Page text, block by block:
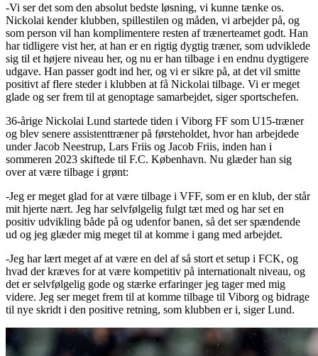
-Vi ser det som den absolut bedste løsning, vi kunne tænke os.
Nickolai kender klubben, spillestilen og måden, vi arbejder på, og
som person vil han komplimentere resten af trænerteamet godt. Han
har tidligere vist her, at han er en rigtig dygtig træner, som udviklede
sig til et højere niveau her, og nu er han tilbage i en endnu dygtigere
udgave. Han passer godt ind her, og vi er sikre på, at det vil smitte
positivt af flere steder i klubben at få Nickolai tilbage. Vi er meget
glade og ser frem til at genoptage samarbejdet, siger sportschefen.
36-årige Nickolai Lund startede tiden i Viborg FF som U15-træner
og blev senere assistenttræner på førsteholdet, hvor han arbejdede
under Jacob Neestrup, Lars Friis og Jacob Friis, inden han i
sommeren 2023 skiftede til F.C. København. Nu glæder han sig
over at være tilbage i grønt:
-Jeg er meget glad for at være tilbage i VFF, som er en klub, der står
mit hjerte nært. Jeg har selvfølgelig fulgt tæt med og har set en
positiv udvikling både på og udenfor banen, så det ser spændende
ud og jeg glæder mig meget til at komme i gang med arbejdet.
-Jeg har lært meget af at være en del af så stort et setup i FCK, og
hvad der kræves for at være kompetitiv på internationalt niveau, og
det er selvfølgelig gode og stærke erfaringer jeg tager med mig
videre. Jeg ser meget frem til at komme tilbage til Viborg og bidrage
til nye skridt i den positive retning, som klubben er i, siger Lund.